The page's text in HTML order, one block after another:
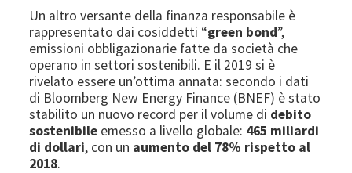
Un altro versante della finanza responsabile è
rappresentato dai cosiddetti “green bond”,
emissioni obbligazionarie fatte da società che
operano in settori sostenibili. E il 2019 si è
rivelato essere un’ottima annata: secondo i dati
di Bloomberg New Energy Finance (BNEF) è stato
stabilito un nuovo record per il volume di debito
sostenibile emesso a livello globale: 465 miliardi
di dollari, con un aumento del 78% rispetto al
2018.